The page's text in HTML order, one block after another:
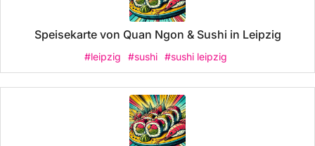
Speisekarte von Quan Ngon & Sushi in Leipzig
#leipzig #sushi #sushi leipzig